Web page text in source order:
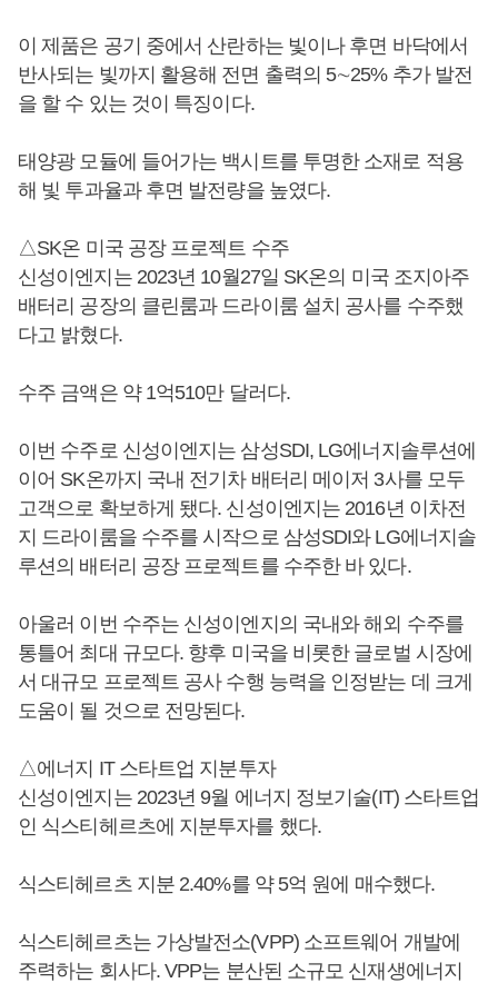
이 제품은 공기 중에서 산란하는 빛이나 후면 바닥에서
반사되는 빛까지 활용해 전면 출력의 5∼25% 추가 발전
을 할 수 있는 것이 특징이다.
태양광 모듈에 들어가는 백시트를 투명한 소재로 적용
해 빛 투과율과 후면 발전량을 높였다.
△SK온 미국 공장 프로젝트 수주
신성이엔지는 2023년 10월27일 SK온의 미국 조지아주
배터리 공장의 클린룸과 드라이룸 설치 공사를 수주했
다고 밝혔다.
수주 금액은 약 1억510만 달러다.
이번 수주로 신성이엔지는 삼성SDI, LG에너지솔루션에
이어 SK온까지 국내 전기차 배터리 메이저 3사를 모두
고객으로 확보하게 됐다. 신성이엔지는 2016년 이차전
지 드라이룸을 수주를 시작으로 삼성SDI와 LG에너지솔
루션의 배터리 공장 프로젝트를 수주한 바 있다.
아울러 이번 수주는 신성이엔지의 국내와 해외 수주를
통틀어 최대 규모다. 향후 미국을 비롯한 글로벌 시장에
서 대규모 프로젝트 공사 수행 능력을 인정받는 데 크게
도움이 될 것으로 전망된다.
△에너지 IT 스타트업 지분투자
신성이엔지는 2023년 9월 에너지 정보기술(IT) 스타트업
인 식스티헤르츠에 지분투자를 했다.
식스티헤르츠 지분 2.40%를 약 5억 원에 매수했다.
식스티헤르츠는 가상발전소(VPP) 소프트웨어 개발에
주력하는 회사다. VPP는 분산된 소규모 신재생에너지